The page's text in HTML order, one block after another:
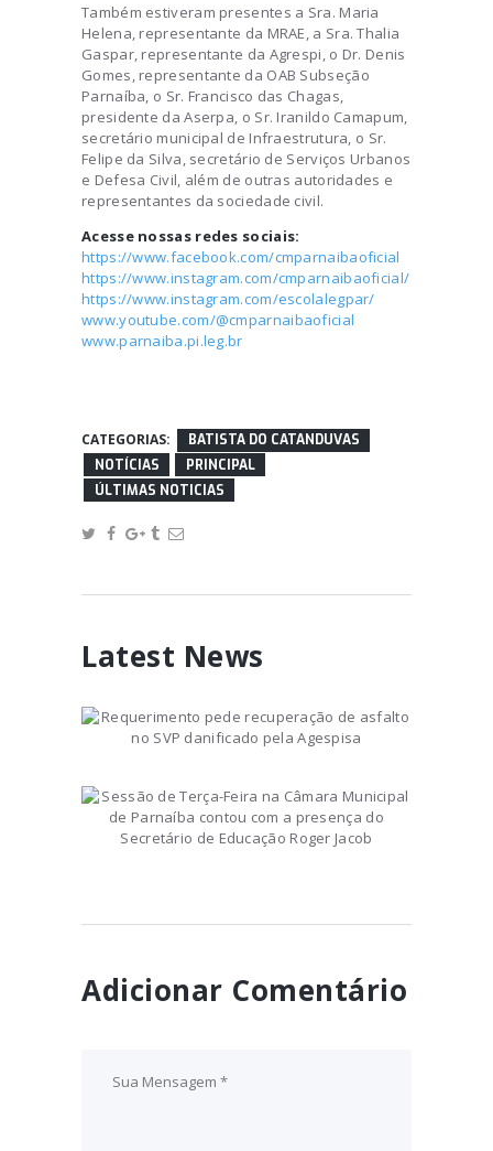
Também estiveram presentes a Sra. Maria
Helena, representante da MRAE, a Sra. Thalia
Gaspar, representante da Agrespi, o Dr. Denis
Gomes, representante da OAB Subseção
Parnaíba, o Sr. Francisco das Chagas,
presidente da Aserpa, o Sr. Iranildo Camapum,
secretário municipal de Infraestrutura, o Sr.
Felipe da Silva, secretário de Serviços Urbanos
e Defesa Civil, além de outras autoridades e
representantes da sociedade civil.
Acesse nossas redes sociais:
https://www.facebook.com/cmparnaibaoficial
https://www.instagram.com/cmparnaibaoficial/
https://www.instagram.com/escolalegpar/
www.youtube.com/@cmparnaibaoficial
www.parnaiba.pi.leg.br
CATEGORIAS:
BATISTA DO CATANDUVAS
NOTÍCIAS
PRINCIPAL
ÚLTIMAS NOTICIAS
Latest News
Requerimento pede
recuperação de asfalto no
Sessão de Terça-Feira na
Câmara Municipal de
Parnaíba contou com a
May 31, 2017
Adicionar Comentário